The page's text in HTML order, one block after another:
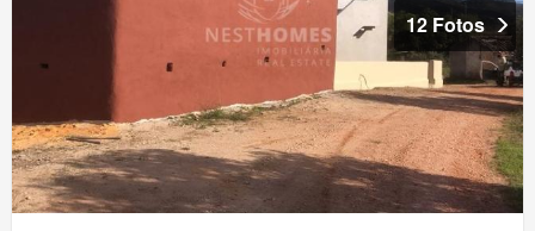
12 Fotos